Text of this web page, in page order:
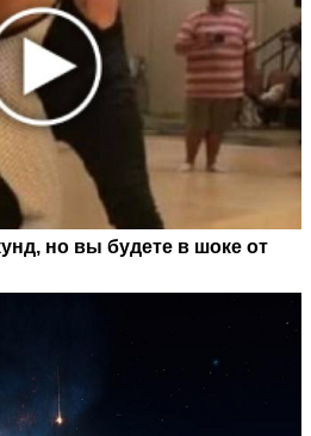
но вы будете в шоке от